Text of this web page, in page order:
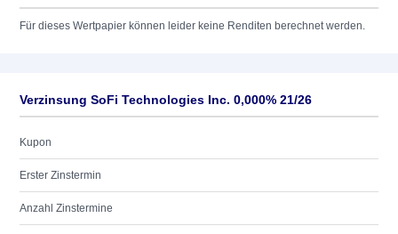
Für dieses Wertpapier können leider keine Renditen berechnet werden.
Verzinsung SoFi Technologies Inc. 0,000% 21/26
Kupon
Erster Zinstermin
Anzahl Zinstermine